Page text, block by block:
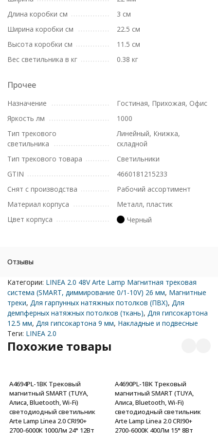
Длина коробки см
3 см
Ширина коробки см
22.5 см
Высота коробки см
11.5 см
Вес светильника в кг
0.38 кг
Прочее
Назначение
Гостиная, Прихожая, Офис
Яркость лм
1000
Тип трекового
светильника
Линейный, Книжка,
складной
Тип трекового товара
Светильники
GTIN
4660181215233
Снят с производства
Рабочий ассортимент
Материал корпуса
Металл, пластик
Цвет корпуса
Черный
Отзывы
Категории: LINEA 2.0 48V Arte Lamp Магнитная трековая
система (SMART, диммирование 0/1-10V) 26 мм, Магнитные
треки, Для гарпунных натяжных потолков (ПВХ), Для
демпферных натяжных потолков (ткань), Для гипсокартона
12.5 мм, Для гипсокартона 9 мм, Накладные и подвесные
Теги: LINEA 2.0
Похожие товары
A4694PL-1BK Трековый
магнитный SMART (TUYA,
Алиса, Bluetooth, Wi-Fi)
светодиодный светильник
Arte Lamp Linea 2.0 CRI90+
2700-6000К 1000Лм 24° 12Вт
A4690PL-1BK Трековый
магнитный SMART (TUYA,
Алиса, Bluetooth, Wi-Fi)
светодиодный светильник
Arte Lamp Linea 2.0 CRI90+
2700-6000К 400Лм 15° 8Вт